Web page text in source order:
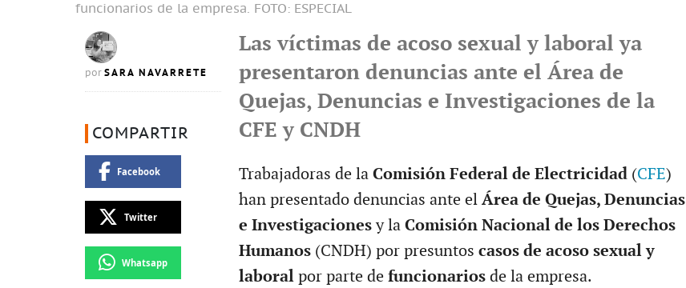
funcionarios de la empresa. FOTO: ESPECIAL
por SARA NAVARRETE
COMPARTIR
Facebook
Twitter
Whatsapp
Las víctimas de acoso sexual y laboral ya
presentaron denuncias ante el Área de
Quejas, Denuncias e Investigaciones de la
CFE y CNDH
Trabajadoras de laComisión Federal de Electricidad(CFE)
han presentado denuncias ante el Área de Quejas, Denuncias
e Investigacionesy la Comisión Nacional de los Derechos
Humanos(CNDH) por presuntos casos de acoso sexual y
laboral por parte de funcionarios de la empresa.